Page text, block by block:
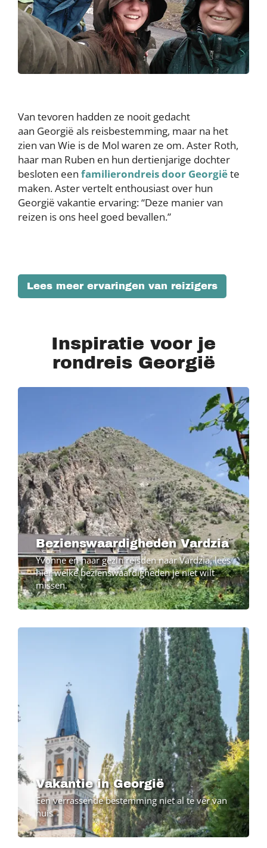
Van tevoren hadden ze nooit gedacht
aan Georgië als reisbestemming, maar na het
zien van Wie is de Mol waren ze om. Aster Roth,
haar man Ruben en hun dertienjarige dochter
besloten een familierondreis door Georgiëte
maken. Aster vertelt enthousiast over hun
Georgië vakantie ervaring: “Deze manier van
reizen is ons heel goed bevallen.”
Lees meer ervaringen van reizigers
Inspiratie voor je
rondreis Georgië
Bezienswaardigheden Vardzia
Yvonne en haar gezin reisden naar Vardzia, lees
hier welke bezienswaardigheden je niet wilt
missen.
Vakantie in Georgië
Een verrassende bestemming niet al te ver van
huis